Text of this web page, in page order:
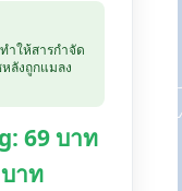
ำให้สารกำจัด
ลังถูกแมลง
69 บาท
าท